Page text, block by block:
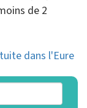
de 2
dans l'Eure